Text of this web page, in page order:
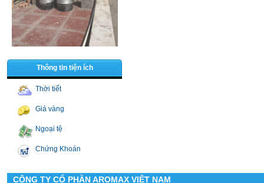
Thông tin tiện ích
Thời tiết
Giá vàng
Ngoại tệ
Chứng Khoán
CÔNG TY CỔ PHẦN AROMAX VIỆT NAM